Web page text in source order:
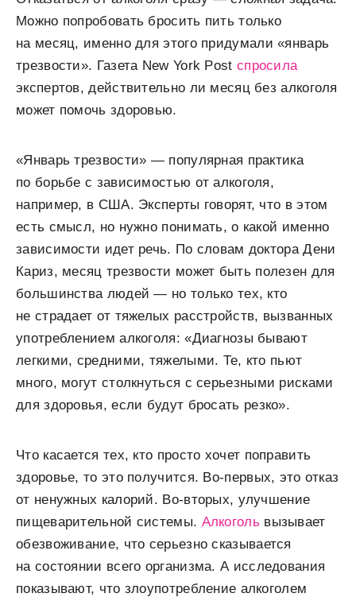
Можно попробовать бросить пить только
на месяц, именно для этого придумали «январь
трезвости». Газета New York Post спросила
экспертов, действительно ли месяц без алкоголя
может помочь здоровью.
«Январь трезвости» — популярная практика
по борьбе с зависимостью от алкоголя,
например, в США. Эксперты говорят, что в этом
есть смысл, но нужно понимать, о какой именно
зависимости идет речь. По словам доктора Дени
Кариз, месяц трезвости может быть полезен для
большинства людей — но только тех, кто
не страдает от тяжелых расстройств, вызванных
употреблением алкоголя: «Диагнозы бывают
легкими, средними, тяжелыми. Те, кто пьют
много, могут столкнуться с серьезными рисками
для здоровья, если будут бросать резко».
Что касается тех, кто просто хочет поправить
здоровье, то это получится. Во-первых, это отказ
от ненужных калорий. Во-вторых, улучшение
пищеварительной системы. Алкоголь вызывает
обезвоживание, что серьезно сказывается
на состоянии всего организма. А исследования
показывают, что злоупотребление алкоголем